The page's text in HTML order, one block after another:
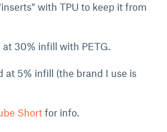
with TPU to keep it from
30% infill with PETG.
at 5% infill (the brand I use is
Shortfor info.